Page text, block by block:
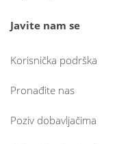
Javite nam se
Korisnička podrška
Pronađite nas
Poziv dobavljačima